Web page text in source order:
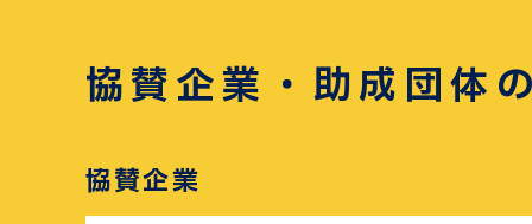
協賛企業・助成団体
協賛企業